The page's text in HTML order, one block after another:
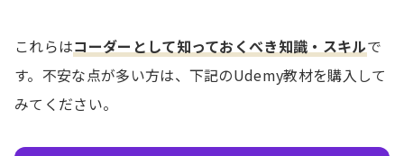
これらはコーダーとして知っておくべき知識・スキルで
す。不安な点が多い方は、下記のUdemy教材を購入して
みてください。